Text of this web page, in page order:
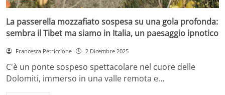
La passerella mozzafiato sospesa su una gola profonda:
sembra il Tibet ma siamo in Italia, un paesaggio ipnotico
Francesca Petriccione 2 Dicembre 2025
C'è un ponte sospeso spettacolare nel cuore delle
Dolomiti, immerso in una valle remota e…